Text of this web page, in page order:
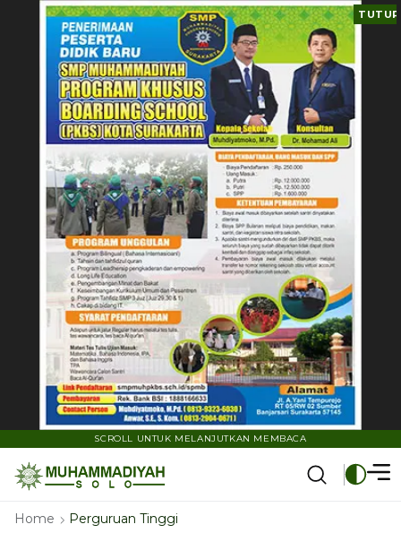
TUTUP
SCROLL UNTUK MELANJUTKAN MEMBACA
Home Perguruan Tinggi